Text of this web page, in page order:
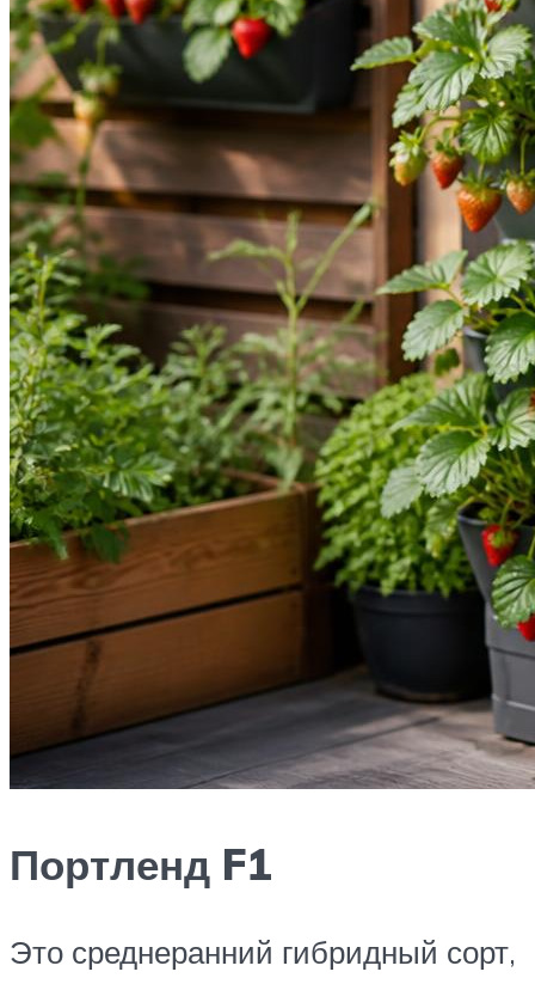
Портленд F1
Это среднеранний гибридный сорт,